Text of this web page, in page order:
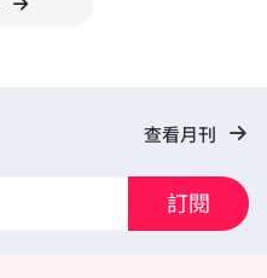
查看月刊
訂閱